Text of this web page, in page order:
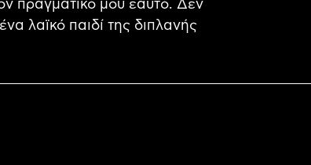
πραγματικό μου εαυτό. Δεν
λαϊκό παιδί της διπλανής